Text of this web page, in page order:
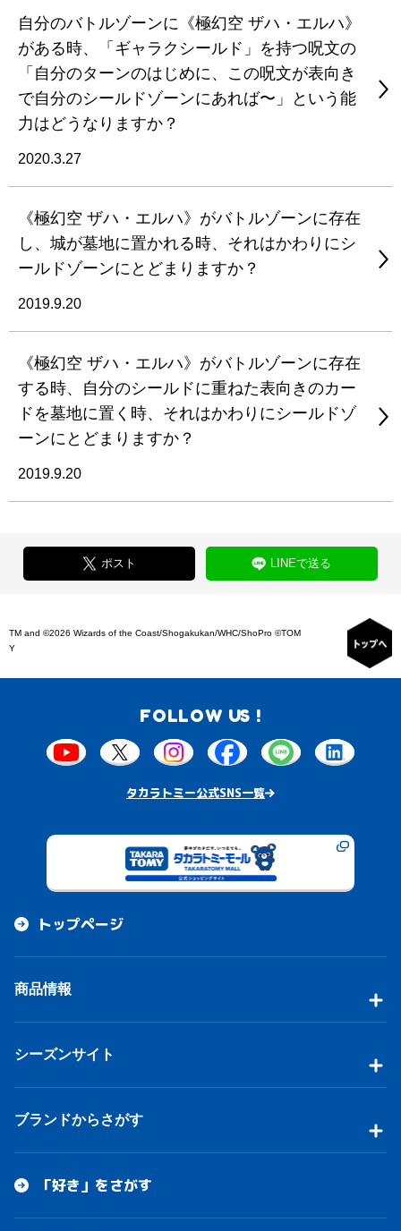
自分のバトルゾーンに《極幻空 ザハ・エルハ》
がある時、「ギャラクシールド」を持つ呪文の
「自分のターンのはじめに、この呪文が表向き
で自分のシールドゾーンにあれば〜」という能
力はどうなりますか？
2020.3.27
《極幻空 ザハ・エルハ》がバトルゾーンに存在
し、城が墓地に置かれる時、それはかわりにシ
ールドゾーンにとどまりますか？
2019.9.20
《極幻空 ザハ・エルハ》がバトルゾーンに存在
する時、自分のシールドに重ねた表向きのカー
ドを墓地に置く時、それはかわりにシールドゾ
ーンにとどまりますか？
2019.9.20
ポスト LINEで送る
TM and ©2026 Wizards of the Coast/Shogakukan/WHC/ShoPro ©TOM
Y
FOLLOW US !
タカラトミー公式SNS一覧
トップページ
商品情報
シーズンサイト
ブランドからさがす
「好き」をさがす